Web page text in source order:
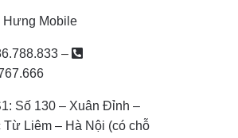
Hưng Mobile
–
Số 130 – Xuân Đỉnh –
Từ Liêm – Hà Nội (có chỗ